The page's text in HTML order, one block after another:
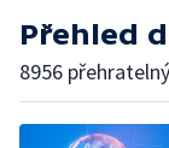
Přehled
8956